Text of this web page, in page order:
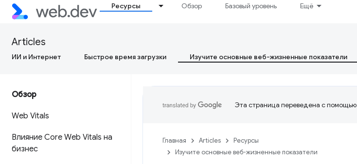
Ресурсы Обзор Базовый уровень Ещё
Articles
ИИ и Интернет Быстрое время загрузки Изучите основные веб-жизненные показатели
Обзор
Web Vitals
Влияние Core Web Vitals на
бизнес
Эта страница переведена с помощью
Главная Articles
Ресурсы
Изучите основные веб-жизненные показатели